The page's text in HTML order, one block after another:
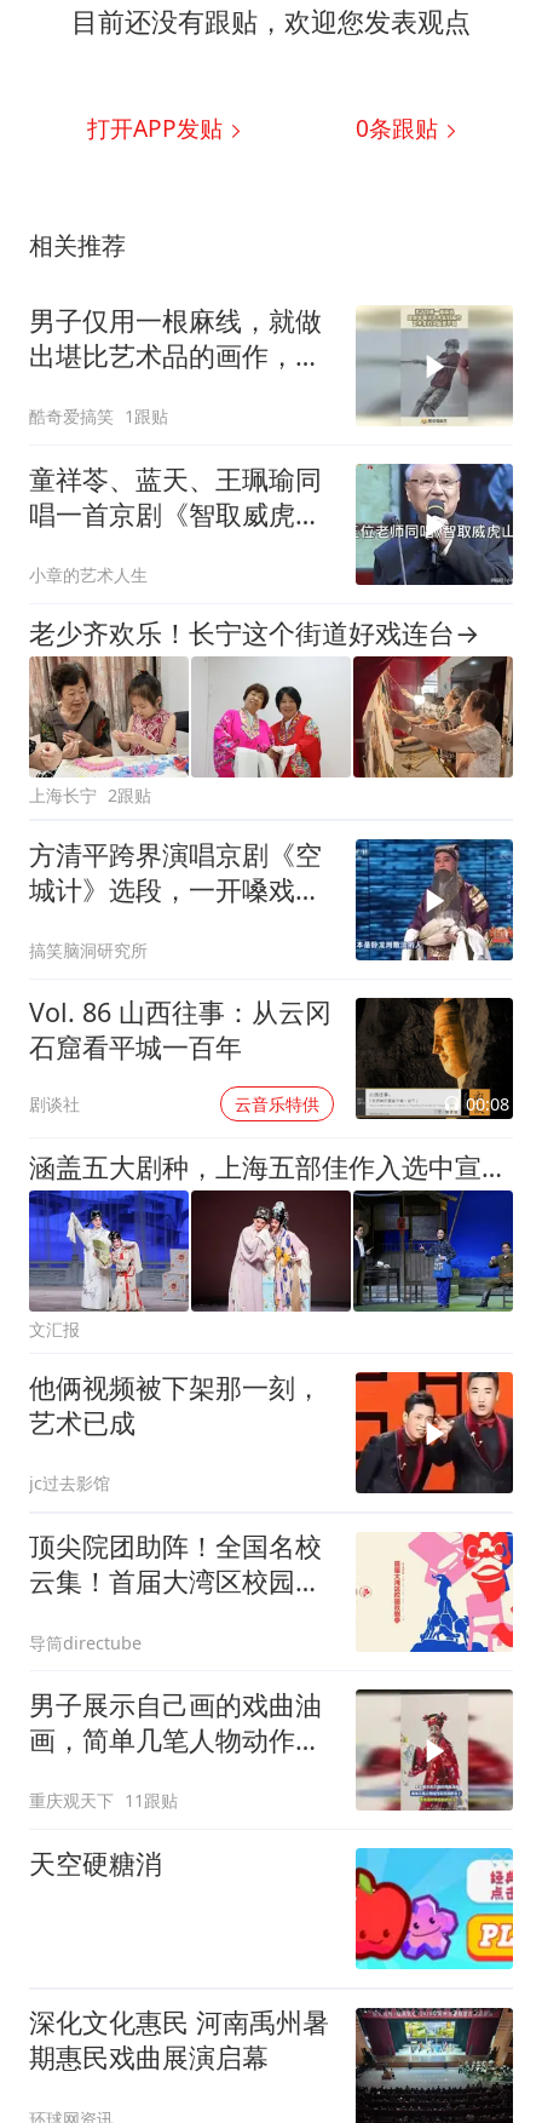
目前还没有跟贴，欢迎您发表观点
打开APP发贴 0条跟贴
相关推荐
男子仅用一根麻线，就做
出堪比艺术品的画作，艺
酷奇爱搞笑 1跟贴
童祥苓、蓝天、王珮瑜同
唱一首京剧《智取威虎
小章的艺术人生
老少齐欢乐！长宁这个街道好戏连台→
上海长宁 2跟贴
方清平跨界演唱京剧《空
城计》选段，一开嗓戏腔
搞笑脑洞研究所
Vol. 86 山西往事：从云冈
石窟看平城一百年
剧谈社 云音乐特供 00:08
涵盖五大剧种，上海五部佳作入选中宣部、文旅部2026年经典折子戏展演
文汇报
他俩视频被下架那一刻，
艺术已成
jc过去影馆
顶尖院团助阵！全国名校
云集！首届大湾区校园戏
导筒directube
男子展示自己画的戏曲油
画，简单几笔人物动作突
重庆观天下 11跟贴
天空硬糖消
深化文化惠民 河南禹州暑
期惠民戏曲展演启幕
环球网资讯